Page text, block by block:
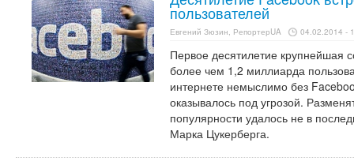
пользователей
Евгений Зюзин, РепортерUA 04.02.2014 -
Первое десятилетие крупнейшая
более чем 1,2 миллиарда
интернете немыслимо без
оказывалось под угрозой.
популярности удалось не в
Марка Цукерберга.